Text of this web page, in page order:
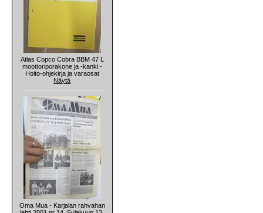
Atlas Copco Cobra BBM 47 L
moottoriporakone ja -kanki -
Hoito-ohjekirja ja varaosat
Näytä
Oma Mua - Karjalan rahvahan